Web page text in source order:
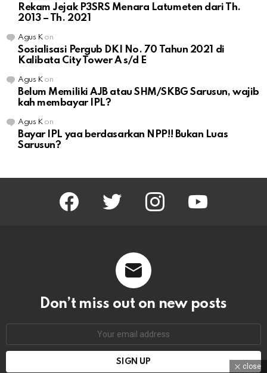
Rekam Jejak P3SRS Menara Latumeten dari Th.
2013 – Th. 2021
Agus Kon
Sosialisasi Pergub DKI No. 70 Tahun 2021 di
Kalibata City Tower A s/d E
Agus Kon
Belum Memiliki AJB atau SHM/SKBG Sarusun, wajib
kah membayar IPL?
Agus Kon
Bayar IPL yaa berdasarkan NPP!! Bukan Luas
Sarusun?
facebook twitter instagram youtube
Don’t miss out on new posts
close